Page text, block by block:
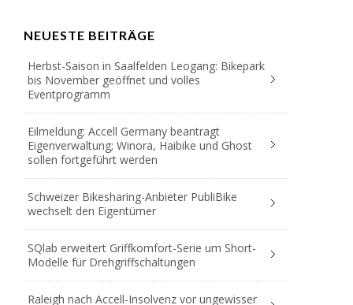
NEUESTE BEITRÄGE
Herbst-Saison in Saalfelden Leogang: Bikepark
bis November geöffnet und volles
Eventprogramm
Eilmeldung: Accell Germany beantragt
Eigenverwaltung; Winora, Haibike und Ghost
sollen fortgeführt werden
Schweizer Bikesharing-Anbieter PubliBike
wechselt den Eigentümer
SQlab erweitert Griffkomfort-Serie um Short-
Modelle für Drehgriffschaltungen
Raleigh nach Accell-Insolvenz vor ungewisser